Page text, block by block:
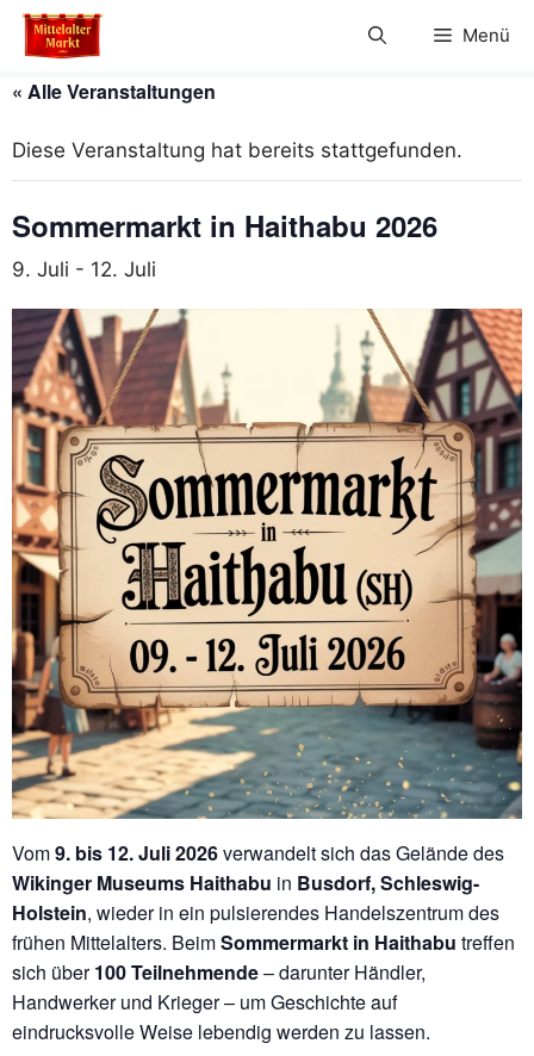
Zum
Inhalt
Menü
« Alle Veranstaltungen
Diese Veranstaltung hat bereits stattgefunden.
Sommermarkt in Haithabu 2026
9. Juli - 12. Juli
Vom9. bis 12. Juli 2026verwandelt sich das Gelände des
Wikinger Museums Haithabu in Busdorf, Schleswig-
Holstein, wieder in ein pulsierendes Handelszentrum des
frühen Mittelalters. BeimSommermarkt in Haithabu treffen
sich über100 Teilnehmende– darunter Händler,
Handwerker und Krieger – um Geschichte auf
eindrucksvolle Weise lebendig werden zu lassen.